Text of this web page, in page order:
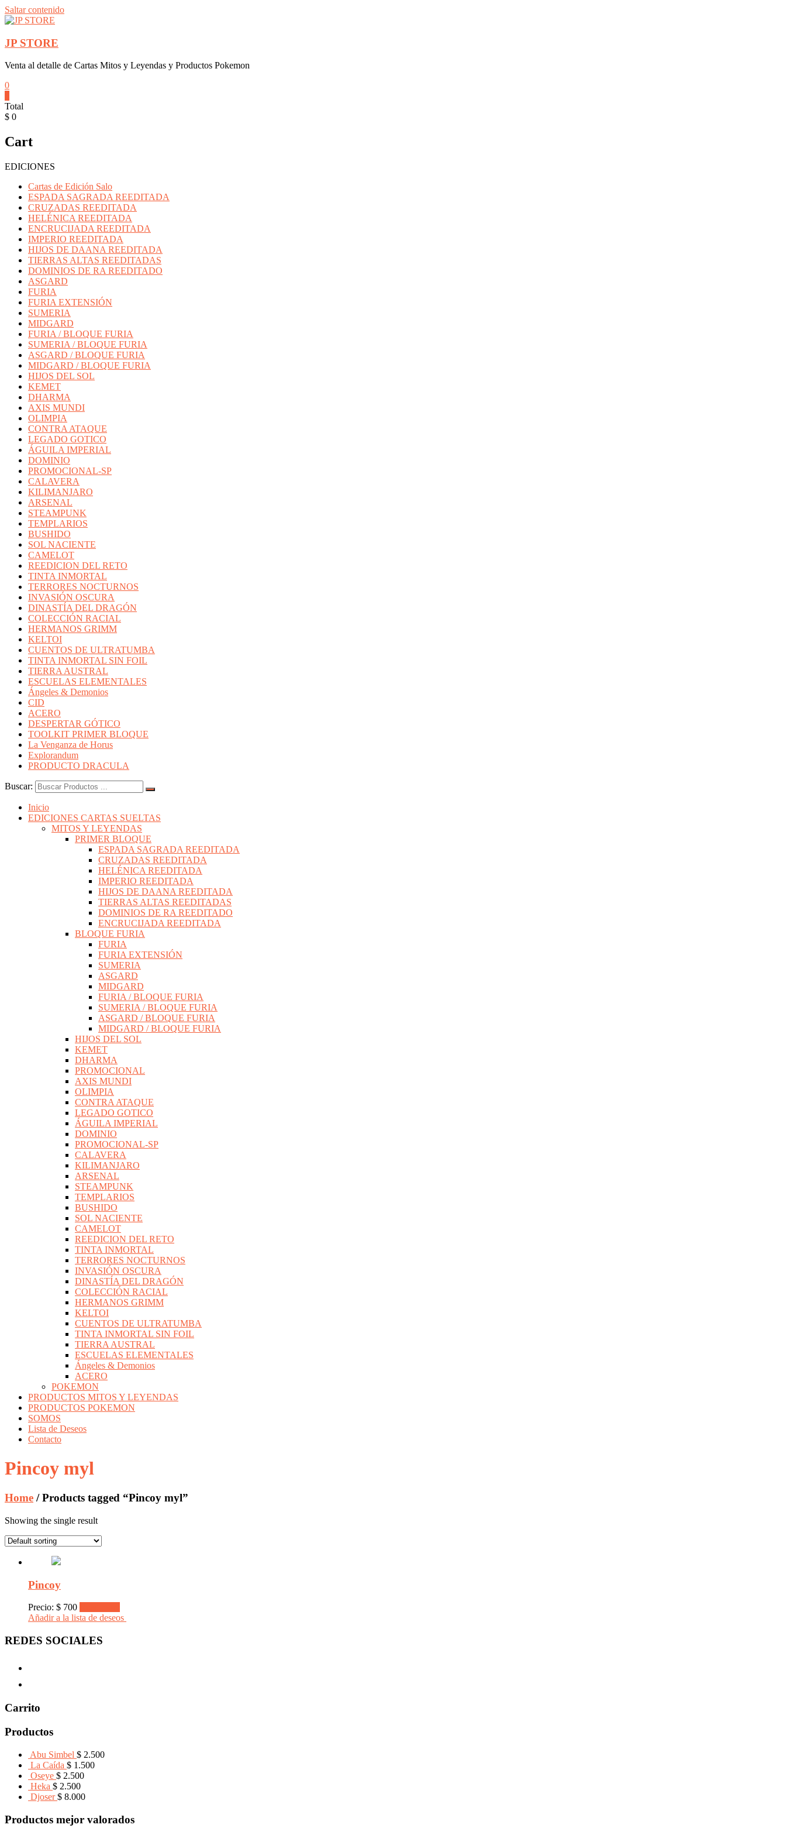
Saltar contenido
JP STORE
Venta al detalle de Cartas Mitos y Leyendas y Productos Pokemon
0
Total
$ 0
Cart
EDICIONES
Cartas de Edición Salo
ESPADA SAGRADA REEDITADA
CRUZADAS REEDITADA
HELÉNICA REEDITADA
ENCRUCIJADA REEDITADA
IMPERIO REEDITADA
HIJOS DE DAANA REEDITADA
TIERRAS ALTAS REEDITADAS
DOMINIOS DE RA REEDITADO
ASGARD
FURIA
FURIA EXTENSIÓN
SUMERIA
MIDGARD
FURIA / BLOQUE FURIA
SUMERIA / BLOQUE FURIA
ASGARD / BLOQUE FURIA
MIDGARD / BLOQUE FURIA
HIJOS DEL SOL
KEMET
DHARMA
AXIS MUNDI
OLIMPIA
CONTRA ATAQUE
LEGADO GOTICO
ÁGUILA IMPERIAL
DOMINIO
PROMOCIONAL-SP
CALAVERA
KILIMANJARO
ARSENAL
STEAMPUNK
TEMPLARIOS
BUSHIDO
SOL NACIENTE
CAMELOT
REEDICION DEL RETO
TINTA INMORTAL
TERRORES NOCTURNOS
INVASIÓN OSCURA
DINASTÍA DEL DRAGÓN
COLECCIÓN RACIAL
HERMANOS GRIMM
KELTOI
CUENTOS DE ULTRATUMBA
TINTA INMORTAL SIN FOIL
TIERRA AUSTRAL
ESCUELAS ELEMENTALES
Ángeles & Demonios
CID
ACERO
DESPERTAR GÓTICO
TOOLKIT PRIMER BLOQUE
La Venganza de Horus
Explorandum
PRODUCTO DRACULA
Buscar:
Inicio
EDICIONES CARTAS SUELTAS
MITOS Y LEYENDAS
PRIMER BLOQUE
ESPADA SAGRADA REEDITADA
CRUZADAS REEDITADA
HELÉNICA REEDITADA
IMPERIO REEDITADA
HIJOS DE DAANA REEDITADA
TIERRAS ALTAS REEDITADAS
DOMINIOS DE RA REEDITADO
ENCRUCIJADA REEDITADA
BLOQUE FURIA
FURIA
FURIA EXTENSIÓN
SUMERIA
ASGARD
MIDGARD
FURIA / BLOQUE FURIA
SUMERIA / BLOQUE FURIA
ASGARD / BLOQUE FURIA
MIDGARD / BLOQUE FURIA
HIJOS DEL SOL
KEMET
DHARMA
PROMOCIONAL
AXIS MUNDI
OLIMPIA
CONTRA ATAQUE
LEGADO GOTICO
ÁGUILA IMPERIAL
DOMINIO
PROMOCIONAL-SP
CALAVERA
KILIMANJARO
ARSENAL
STEAMPUNK
TEMPLARIOS
BUSHIDO
SOL NACIENTE
CAMELOT
REEDICION DEL RETO
TINTA INMORTAL
TERRORES NOCTURNOS
INVASIÓN OSCURA
DINASTÍA DEL DRAGÓN
COLECCIÓN RACIAL
HERMANOS GRIMM
KELTOI
CUENTOS DE ULTRATUMBA
TINTA INMORTAL SIN FOIL
TIERRA AUSTRAL
ESCUELAS ELEMENTALES
Ángeles & Demonios
ACERO
POKEMON
PRODUCTOS MITOS Y LEYENDAS
PRODUCTOS POKEMON
SOMOS
Lista de Deseos
Contacto
Pincoy myl
Home / Products tagged “Pincoy myl”
Showing the single result
Pincoy
Precio: $ 700
Añadir a la lista de deseos
REDES SOCIALES
Carrito
Productos
Abu Simbel $ 2.500
La Caída $ 1.500
Oseye $ 2.500
Heka $ 2.500
Djoser $ 8.000
Productos mejor valorados